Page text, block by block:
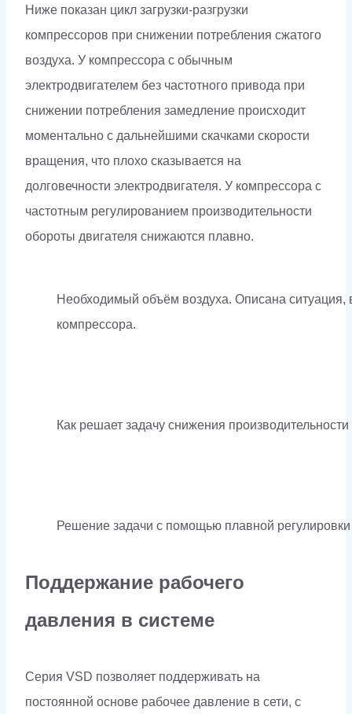
Ниже показан цикл загрузки-разгрузки
компрессоров при снижении потребления сжатого
воздуха. У компрессора с обычным
электродвигателем без частотного привода при
снижении потребления замедление происходит
моментально с дальнейшими скачками скорости
вращения, что плохо сказывается на
долговечности электродвигателя. У компрессора с
частотным регулированием производительности
обороты двигателя снижаются плавно.
Необходимый объём воздуха. Описана ситуация,
компрессора.
Как решает задачу снижения
Решение задачи с помощью плавной регулировки
Поддержание рабочего
давления в системе
Серия VSD позволяет поддерживать на
постоянной основе рабочее давление в сети, с